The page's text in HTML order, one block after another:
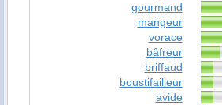
gourmand
mangeur
vorace
bâfreur
briffaud
boustifailleur
avide